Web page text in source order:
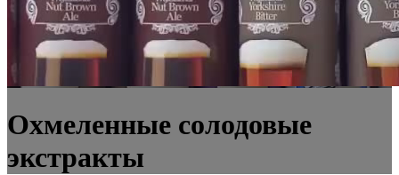
Охмеленные солодовые
экстракты